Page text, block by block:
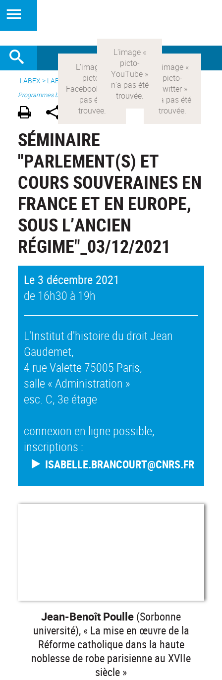
LABEX > LABEX COMOD> Version française > Recherche >
Programmes blanc
SÉMINAIRE
"PARLEMENT(S) ET
COURS SOUVERAINES EN
FRANCE ET EN EUROPE,
SOUS L’ANCIEN
RÉGIME"_03/12/2021
Le 3 décembre 2021
de 16h30 à 19h
L'Institut d'histoire du droit Jean
Gaudemet,
4 rue Valette 75005 Paris,
salle « Administration »
esc. C, 3e étage
connexion en ligne possible,
inscriptions :
ISABELLE.BRANCOURT@CNRS.FR
Jean-Benoît Poulle (Sorbonne
université), « La mise en œuvre de la
Réforme catholique dans la haute
noblesse de robe parisienne au XVIIe
siècle »